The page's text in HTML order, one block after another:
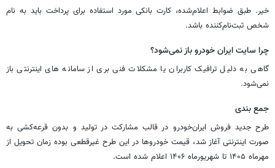
خیر. طبق ضوابط اعلام‌شده، کارت بانکی مورد استفاده برای پرداخت باید به نام
شخص ثبت‌نام‌کننده باشد.
چرا سایت ایران خودرو باز نمی‌شود؟
گاهی به دلیل ترافیک کاربران یا مشکلات فنی بری از سامانه های اینترنتی باز
نمی‌شود.
جمع بندی
طرح جدید فروش ایران‌خودرو در قالب مشارکت در تولید و بدون قرعه‌کشی به
صورت اینترنتی آغاز شد، قیمت خودروها در این طرح غیرقطعی بوده زمان تحویل از
مهرماه ۱۴۰۵ تا شهریورماه ۱۴۰۶ اعلام شده است.